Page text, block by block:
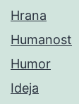
Hrana
Humanost
Humor
Ideja